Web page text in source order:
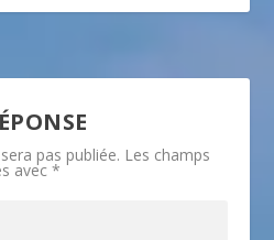
pas publiée. Les champs
avec*